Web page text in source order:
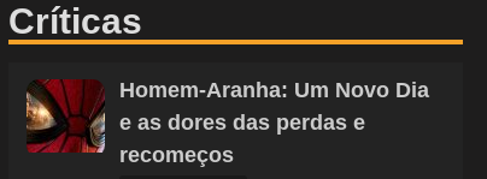
Críticas
Homem-Aranha: Um Novo Dia
e as dores das perdas e
recomeços